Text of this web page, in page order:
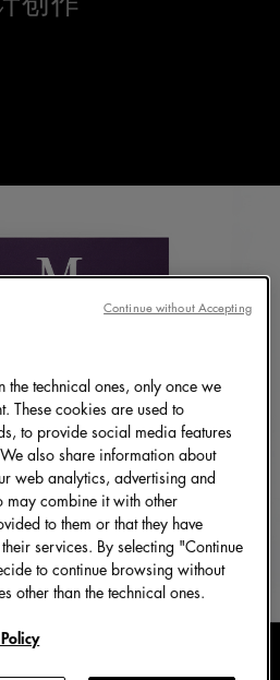
the technical ones, only once we
These cookies are used to
to provide social media features
also share information about
web analytics, advertising and
combine it with other
to them or that they have
services. By selecting "Continue
to continue browsing without
other than the technical ones.
Continue without Accepting